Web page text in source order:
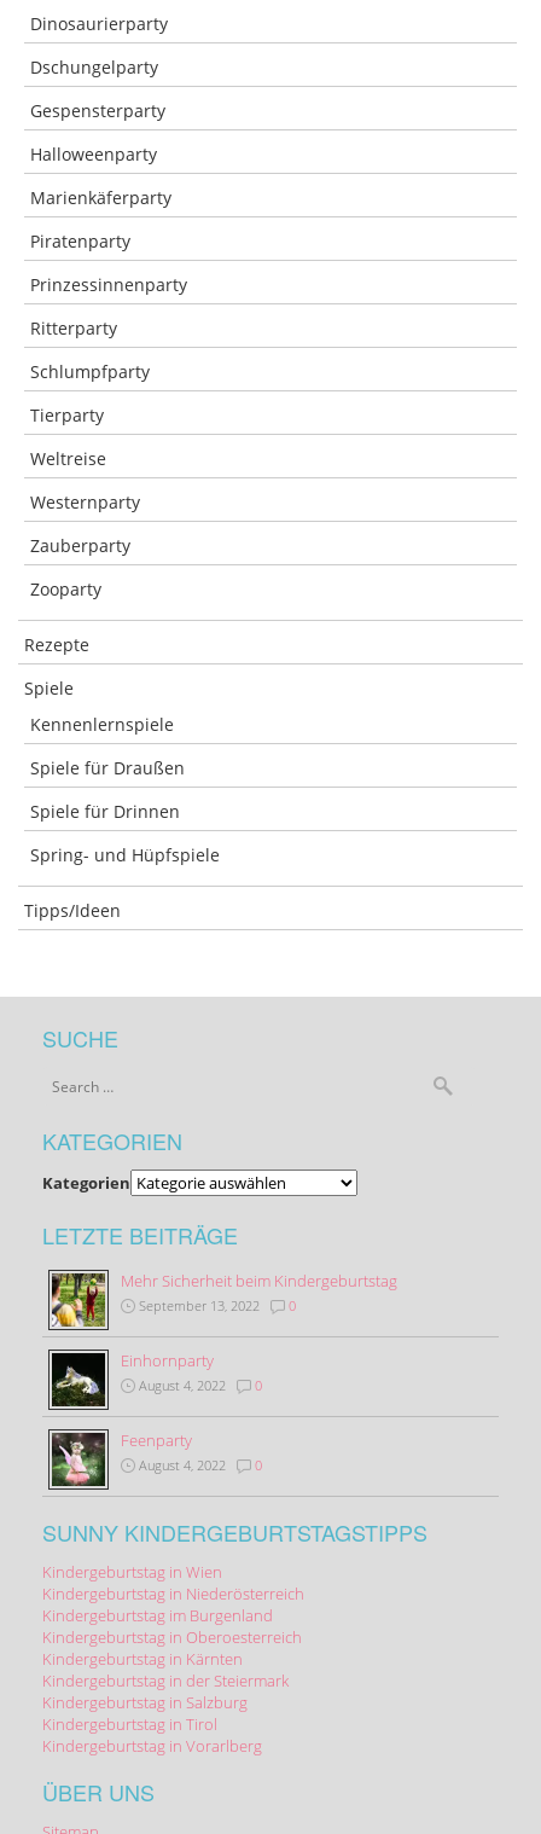
Dinosaurierparty
Dschungelparty
Gespensterparty
Halloweenparty
Marienkäferparty
Piratenparty
Prinzessinnenparty
Ritterparty
Schlumpfparty
Tierparty
Weltreise
Westernparty
Zauberparty
Zooparty
Rezepte
Spiele
Kennenlernspiele
Spiele für Draußen
Spiele für Drinnen
Spring- und Hüpfspiele
Tipps/Ideen
SUCHE
KATEGORIEN
Kategorien
LETZTE BEITRÄGE
Mehr Sicherheit beim Kindergeburtstag
September 13, 2022 0
Einhornparty
August 4, 2022 0
Feenparty
August 4, 2022 0
SUNNY KINDERGEBURTSTAGSTIPPS
Kindergeburtstag in Wien
Kindergeburtstag in Niederösterreich
Kindergeburtstag im Burgenland
Kindergeburtstag in Oberoesterreich
Kindergeburtstag in Kärnten
Kindergeburtstag in der Steiermark
Kindergeburtstag in Salzburg
Kindergeburtstag in Tirol
Kindergeburtstag in Vorarlberg
ÜBER UNS